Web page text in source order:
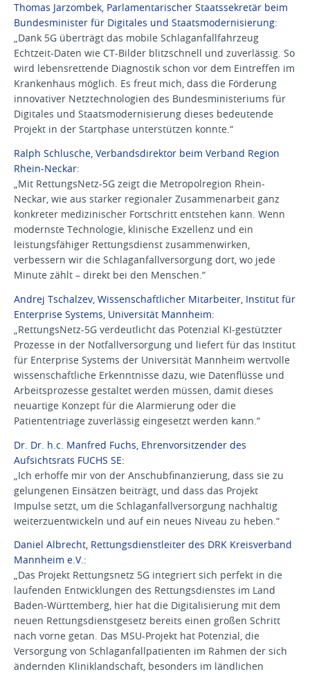
Thomas Jarzombek, Parlamentarischer Staatssekretär beim
Bundesminister für Digitales und Staatsmodernisierung:
„Dank 5G überträgt das mobile Schlaganfallfahrzeug
Echtzeit-Daten wie CT-Bilder blitzschnell und zuverlässig. So
wird lebensrettende Diagnostik schon vor dem Eintreffen im
Krankenhaus möglich. Es freut mich, dass die Förderung
innovativer Netztechnologien des Bundesministeriums für
Digitales und Staatsmodernisierung dieses bedeutende
Projekt in der Startphase unterstützen konnte.“
Ralph Schlusche, Verbandsdirektor beim Verband Region
Rhein-Neckar:
„Mit RettungsNetz-5G zeigt die Metropolregion Rhein-
Neckar, wie aus starker regionaler Zusammenarbeit ganz
konkreter medizinischer Fortschritt entstehen kann. Wenn
modernste Technologie, klinische Exzellenz und ein
leistungsfähiger Rettungsdienst zusammenwirken,
verbessern wir die Schlaganfallversorgung dort, wo jede
Minute zählt – direkt bei den Menschen.“
Andrej Tschalzev, Wissenschaftlicher Mitarbeiter, Institut für
Enterprise Systems, Universität Mannheim:
„RettungsNetz-5G verdeutlicht das Potenzial KI-gestützter
Prozesse in der Notfallversorgung und liefert für das Institut
für Enterprise Systems der Universität Mannheim wertvolle
wissenschaftliche Erkenntnisse dazu, wie Datenflüsse und
Arbeitsprozesse gestaltet werden müssen, damit dieses
neuartige Konzept für die Alarmierung oder die
Patiententriage zuverlässig eingesetzt werden kann.“
Dr. Dr. h.c. Manfred Fuchs, Ehrenvorsitzender des
Aufsichtsrats FUCHS SE:
„Ich erhoffe mir von der Anschubfinanzierung, dass sie zu
gelungenen Einsätzen beiträgt, und dass das Projekt
Impulse setzt, um die Schlaganfallversorgung nachhaltig
weiterzuentwickeln und auf ein neues Niveau zu heben.“
Daniel Albrecht, Rettungsdienstleiter des DRK Kreisverband
Mannheim e.V.:
„Das Projekt Rettungsnetz 5G integriert sich perfekt in die
laufenden Entwicklungen des Rettungsdienstes im Land
Baden-Württemberg, hier hat die Digitalisierung mit dem
neuen Rettungsdienstgesetz bereits einen großen Schritt
nach vorne getan. Das MSU-Projekt hat Potenzial, die
Versorgung von Schlaganfallpatienten im Rahmen der sich
ändernden Kliniklandschaft, besonders im ländlichen